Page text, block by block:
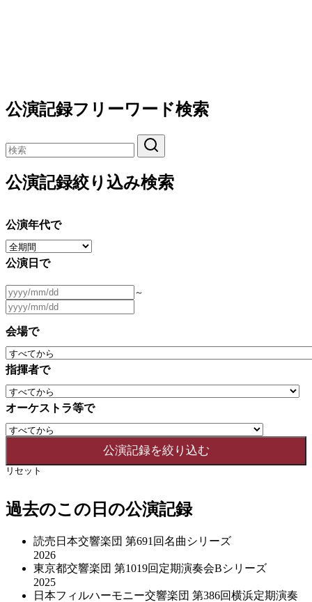
公演記録フリーワード検索
公演記録絞り込み検索
公演年代で
公演日で
～
会場で
指揮者で
オーケストラ等で
リセット
過去のこの日の公演記録
読売日本交響楽団 第691回名曲シリーズ
2026
東京都交響楽団 第1019回定期演奏会Bシリーズ
2025
日本フィルハーモニー交響楽団 第386回横浜定期演奏